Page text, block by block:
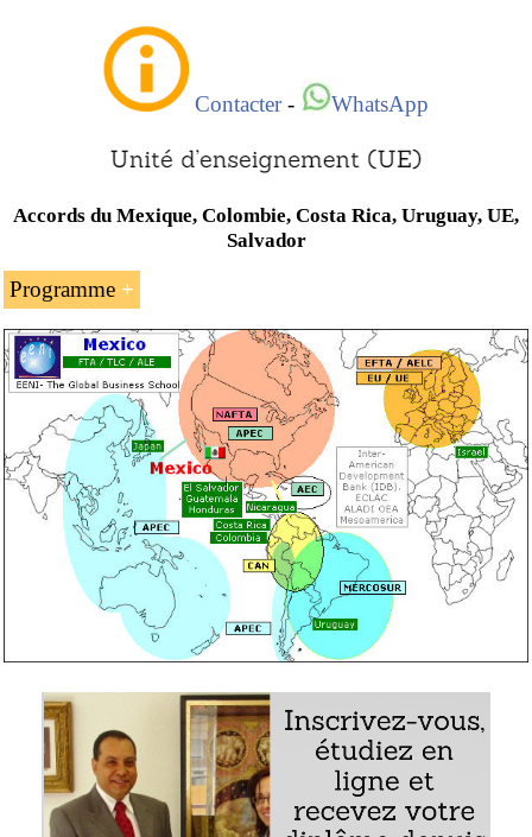
Contacter- WhatsApp
Accords du Mexique, Colombie, Costa Rica, Uruguay, UE,
Salvador
Programme
L’APEC
L’Association latino-américaine d’intégration
(ALADI)
L’Association des États de la Caraïbe
Le Système économique latino-américain (SELA)
Le Projet Mésoamérique
Le Conseil de coopération économique du
Pacifique
L’Accord Canada-États-Unis-Mexique (ACEUM)
L’Alliance du Pacifique
L’accord Mexique-Union européenne
Les accords du Mexique : la Colombie, le Costa
Rica, le Nicaragua, Israël, le Triangle du nord (le
Salvador, le Guatemala et le Honduras), l’AELE,
l’Uruguay, le Japon, le Chili